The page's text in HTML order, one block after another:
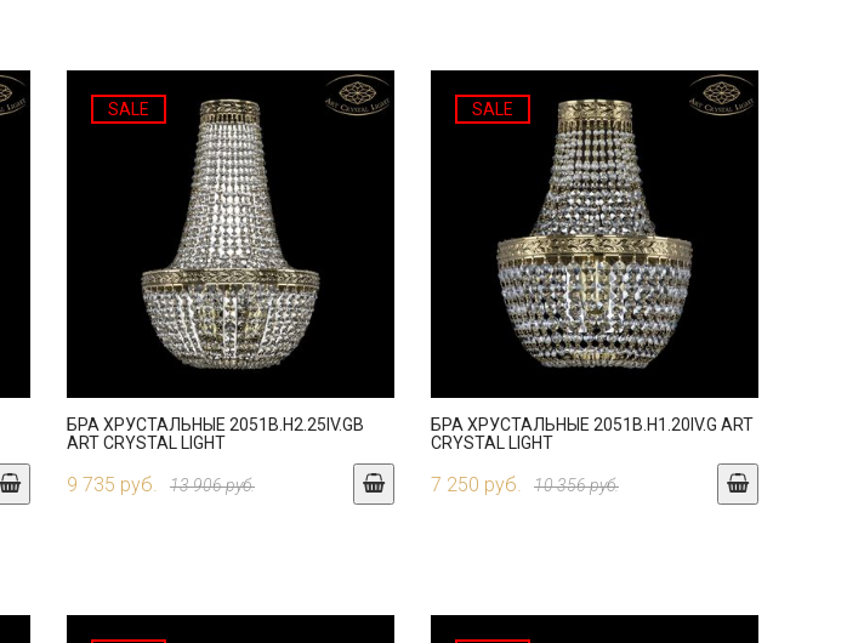
SALE
БРА ХРУСТАЛЬНЫЕ 2051B.H2.25IV.GB
ART CRYSTAL LIGHT
9 735 руб. 13 906 руб.
SALE
БРА ХРУСТАЛЬНЫЕ 2051B.H1.20IV.G ART
CRYSTAL LIGHT
7 250 руб. 10 356 руб.